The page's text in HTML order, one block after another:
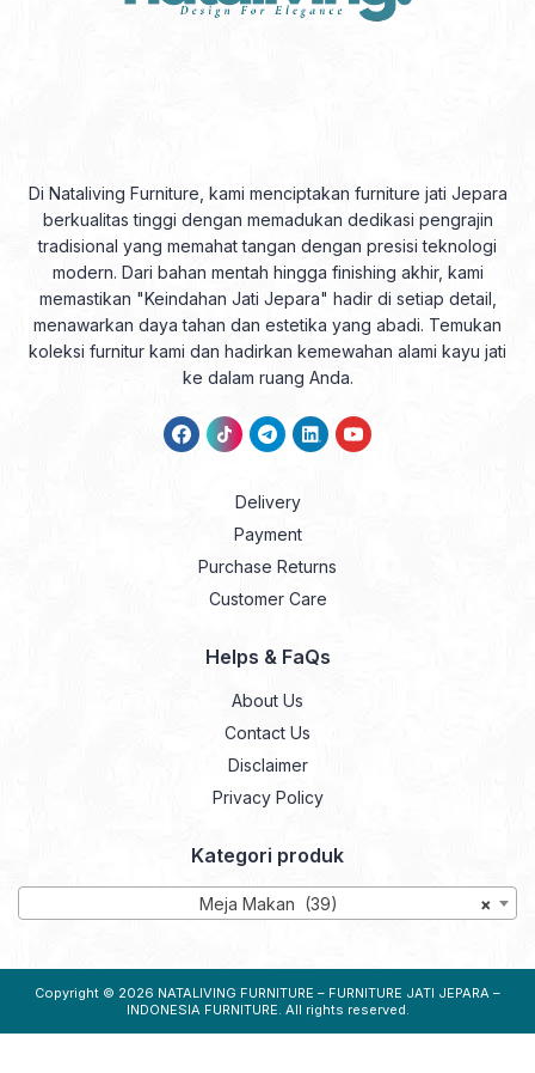
Di Nataliving Furniture, kami menciptakan furniture jati Jepara
berkualitas tinggi dengan memadukan dedikasi pengrajin
tradisional yang memahat tangan dengan presisi teknologi
modern. Dari bahan mentah hingga finishing akhir, kami
memastikan "Keindahan Jati Jepara" hadir di setiap detail,
menawarkan daya tahan dan estetika yang abadi. Temukan
koleksi furnitur kami dan hadirkan kemewahan alami kayu jati
ke dalam ruang Anda.
Delivery
Payment
Purchase Returns
Customer Care
Helps & FaQs
About Us
Contact Us
Disclaimer
Privacy Policy
Kategori produk
×
Meja Makan (39)
Copyright © 2026 NATALIVING FURNITURE – FURNITURE JATI JEPARA –
INDONESIA FURNITURE. All rights reserved.